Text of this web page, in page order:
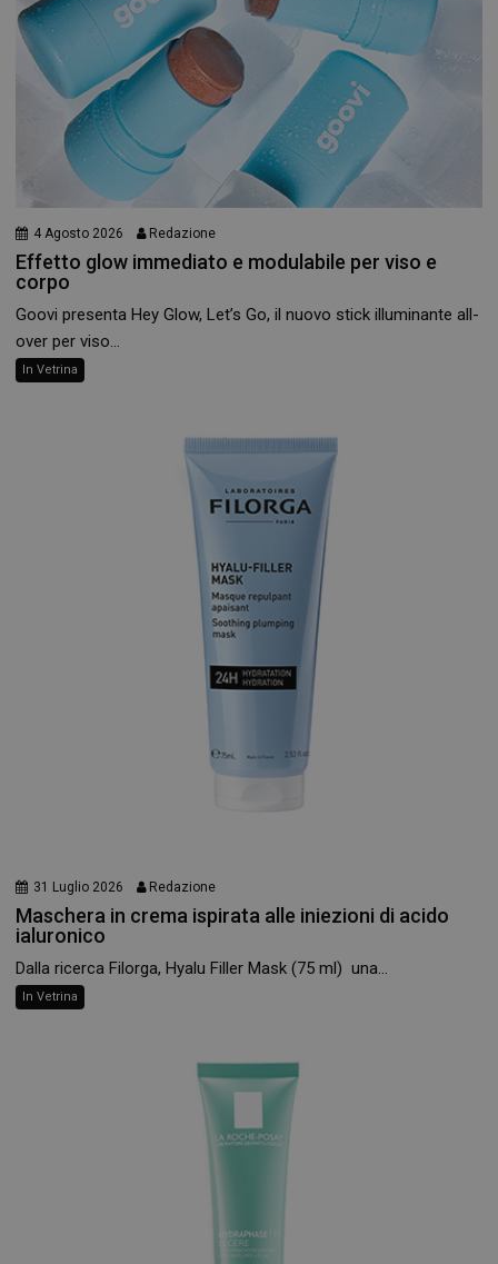
4 Agosto 2026 Redazione
Effetto glow immediato e modulabile per viso e
corpo
Goovi presenta Hey Glow, Let’s Go, il nuovo stick illuminante all-
over per viso...
In Vetrina
31 Luglio 2026 Redazione
Maschera in crema ispirata alle iniezioni di acido
ialuronico
Dalla ricerca Filorga, Hyalu Filler Mask (75 ml) una...
In Vetrina